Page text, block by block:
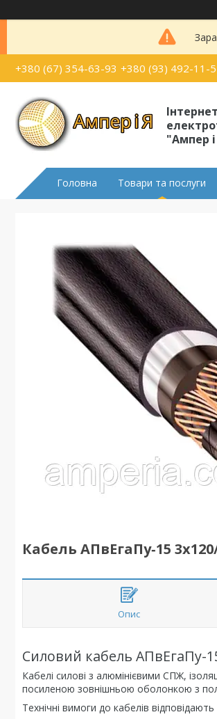
+380 (67) 354-63-93 +380 (93) 492-11-
"Ампер
Головна Товари та послуги
Кабель АПвЕгаПу‑15
Опис
Силовий кабель АПвЕгаПу-
Кабелі силові з алюмінієвими СПЖ,
посиленою зовнішньою оболонкою з
Технічні вимоги до кабелів